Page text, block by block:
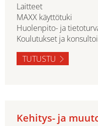
Laitteet
MAXX käyttötuki
Huolenpito- ja
Koulutukset ja
TUTUSTU
Kehitys- ja